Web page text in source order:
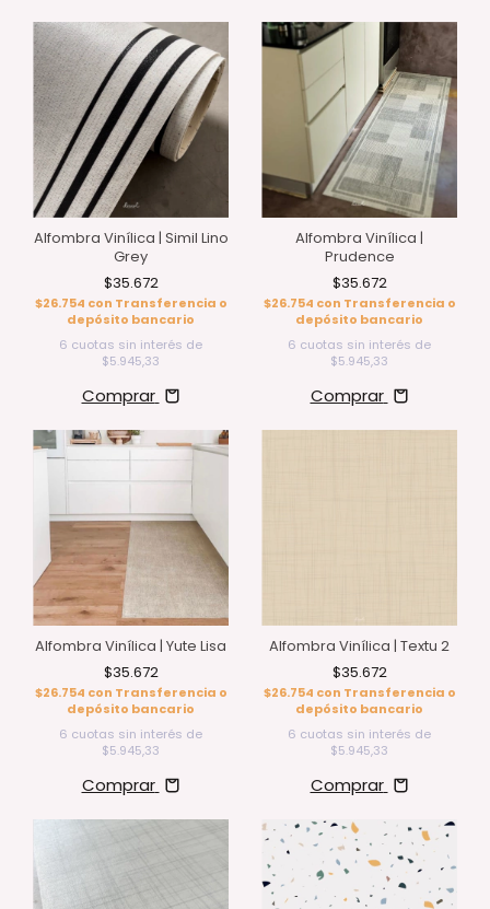
Alfombra Vinílica | Simil Lino
Grey
$35.672
$26.754 con Transferencia o
depósito bancario
6 cuotas sin interés de
$5.945,33
Comprar
Alfombra Vinílica |
Prudence
$35.672
$26.754 con Transferencia o
depósito bancario
6 cuotas sin interés de
$5.945,33
Comprar
Alfombra Vinílica | Yute Lisa
$35.672
$26.754 con Transferencia o
depósito bancario
6 cuotas sin interés de
$5.945,33
Comprar
Alfombra Vinílica | Textu 2
$35.672
$26.754 con Transferencia o
depósito bancario
6 cuotas sin interés de
$5.945,33
Comprar